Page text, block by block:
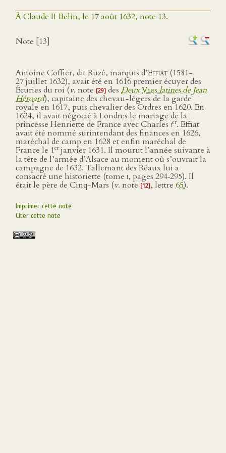
À Claude II Belin, le 17 août 1632, note 13.
Note [13]
Antoine Coffier, dit Ruzé, marquis d’Effiat (1581-
27 juillet 1632), avait été en 1616 premier écuyer des
Écuries du roi (v. note [29] des DeuxVieslatines de Jean
Héroard), capitaine des chevau-légers de la garde
royale en 1617, puis chevalier des Ordres en 1620. En
1624, il avait négocié à Londres le mariage de la
princesse Henriette de France avec Charles ier. Effiat
avait été nommé surintendant des finances en 1626,
maréchal de camp en 1628 et enfin maréchal de
France le 1er janvier 1631. Il mourut l’année suivante à
la tête de l’armée d’Alsace au moment où s’ouvrait la
campagne de 1632. Tallemant des Réaux lui a
consacré une historiette (tome i, pages 294‑295). Il
était le père de Cinq-Mars (v. note [12], lettre 65).
Imprimer cette note
Citer cette note